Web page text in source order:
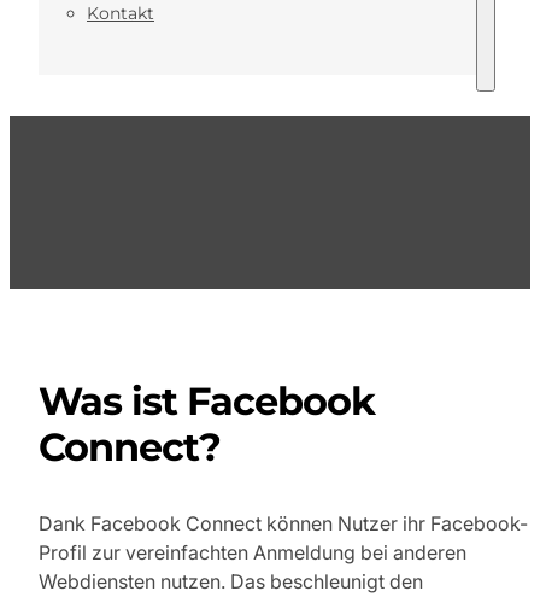
Kontakt
Was ist Facebook
Connect?
Dank Facebook Connect können Nutzer ihr Facebook-
Profil zur vereinfachten Anmeldung bei anderen
Webdiensten nutzen. Das beschleunigt den